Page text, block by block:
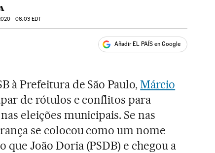
- 06:03EDT
Añadir EL PAÍS en Google
à Prefeitura de São Paulo,Márcio
de rótulos e conflitos para
eleições municipais. Se nas
se colocou como um nome
que João Doria (PSDB) e chegou a